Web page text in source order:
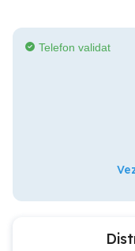
Telefon validat